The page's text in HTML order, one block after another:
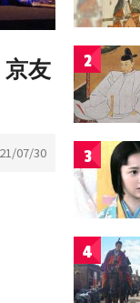
友
07/30
2
3
4